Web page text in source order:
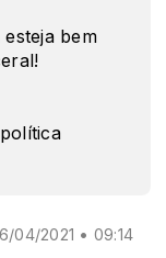
bem
04/2021 • 09:14